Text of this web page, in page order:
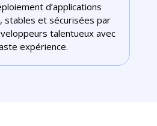
d’applications
stables et sécurisées par
talentueux avec
expérience.